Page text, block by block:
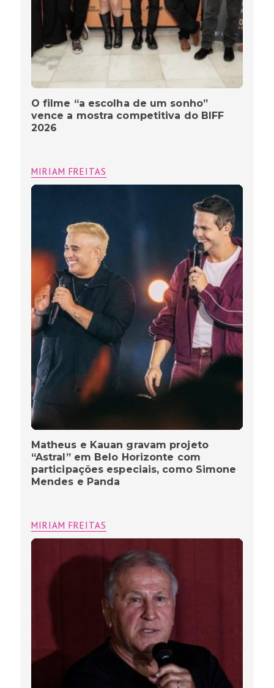
O filme “a escolha de um sonho”
vence a mostra competitiva do BIFF
2026
MIRIAM FREITAS
Matheus e Kauan gravam projeto
“Astral” em Belo Horizonte com
participações especiais, como Simone
Mendes e Panda
MIRIAM FREITAS